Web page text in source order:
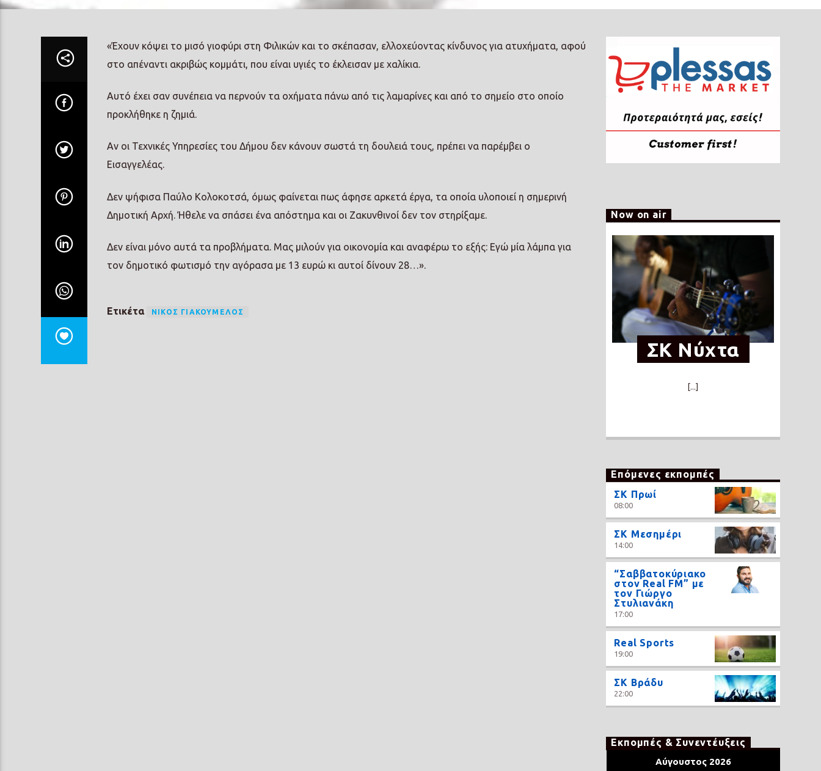
«Έχουν κόψει το μισό γιοφύρι στη Φιλικών και το σκέπασαν, ελλοχεύοντας κίνδυνος για ατυχήματα, αφού
στο απέναντι ακριβώς κομμάτι, που είναι υγιές το έκλεισαν με χαλίκια.
Αυτό έχει σαν συνέπεια να περνούν τα οχήματα πάνω από τις λαμαρίνες και από το σημείο στο οποίο
προκλήθηκε η ζημιά.
Αν οι Τεχνικές Υπηρεσίες του Δήμου δεν κάνουν σωστά τη δουλειά τους, πρέπει να παρέμβει ο
Εισαγγελέας.
Δεν ψήφισα Παύλο Κολοκοτσά, όμως φαίνεται πως άφησε αρκετά έργα, τα οποία υλοποιεί η σημερινή
Δημοτική Αρχή. Ήθελε να σπάσει ένα απόστημα και οι Ζακυνθινοί δεν τον στηρίξαμε.
Δεν είναι μόνο αυτά τα προβλήματα. Μας μιλούν για οικονομία και αναφέρω το εξής: Εγώ μία λάμπα για
τον δημοτικό φωτισμό την αγόρασα με 13 ευρώ κι αυτοί δίνουν 28…».
Ετικέτα ΝΊΚΟΣ ΓΙΑΚΟΥΜΈΛΟΣ
Now on air
ΣΚ Νύχτα
[...]
Επόμενες εκπομπές
ΣΚ Πρωί
08:00
ΣΚ Μεσημέρι
14:00
“Σαββατοκύριακο
στον Real FM” με
τον Γιώργο
Στυλιανάκη
17:00
Real Sports
19:00
ΣΚ Βράδυ
22:00
Εκπομπές & Συνεντέυξεις
Αύγουστος 2026